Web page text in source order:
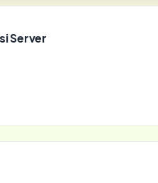
Server